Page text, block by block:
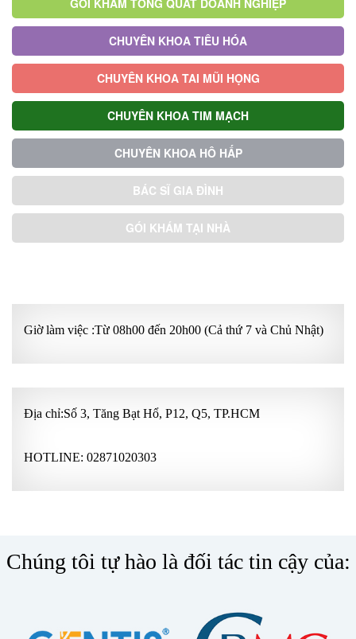
CHUYÊN KHOA TIÊU HÓA
CHUYÊN KHOA TAI MŨI HỌNG
CHUYÊN KHOA TIM MẠCH
CHUYÊN KHOA HÔ HẤP
BÁC SĨ GIA ĐÌNH
GÓI KHÁM TẠI NHÀ
Giờ làm việc :Từ 08h00 đến 20h00 (Cả thứ 7 và Chủ Nhật)
Địa chỉ:Số 3, Tăng Bạt Hổ, P12, Q5, TP.HCM
HOTLINE: 02871020303
Chúng tôi tự hào là đối tác tin cậy của: